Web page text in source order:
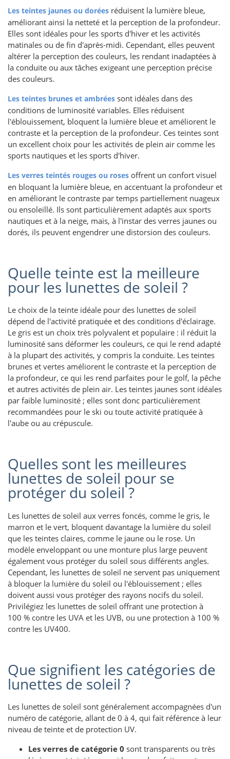
Les teintes jaunes ou dorées réduisent la lumière bleue,
améliorant ainsi la netteté et la perception de la profondeur.
Elles sont idéales pour les sports d'hiver et les activités
matinales ou de fin d'après-midi. Cependant, elles peuvent
altérer la perception des couleurs, les rendant inadaptées à
la conduite ou aux tâches exigeant une perception précise
des couleurs.
Les teintes brunes et ambrées sont idéales dans des
conditions de luminosité variables. Elles réduisent
l'éblouissement, bloquent la lumière bleue et améliorent le
contraste et la perception de la profondeur. Ces teintes sont
un excellent choix pour les activités de plein air comme les
sports nautiques et les sports d'hiver.
Les verres teintés rouges ou roses offrent un confort visuel
en bloquant la lumière bleue, en accentuant la profondeur et
en améliorant le contraste par temps partiellement nuageux
ou ensoleillé. Ils sont particulièrement adaptés aux sports
nautiques et à la neige, mais, à l'instar des verres jaunes ou
dorés, ils peuvent engendrer une distorsion des couleurs.
Quelle teinte est la meilleure
pour les lunettes de soleil ?
Le choix de la teinte idéale pour des lunettes de soleil
dépend de l'activité pratiquée et des conditions d'éclairage.
Le gris est un choix très polyvalent et populaire : il réduit la
luminosité sans déformer les couleurs, ce qui le rend adapté
à la plupart des activités, y compris la conduite. Les teintes
brunes et vertes améliorent le contraste et la perception de
la profondeur, ce qui les rend parfaites pour le golf, la pêche
et autres activités de plein air. Les teintes jaunes sont idéales
par faible luminosité ; elles sont donc particulièrement
recommandées pour le ski ou toute activité pratiquée à
l'aube ou au crépuscule.
Quelles sont les meilleures
lunettes de soleil pour se
protéger du soleil ?
Les lunettes de soleil aux verres foncés, comme le gris, le
marron et le vert, bloquent davantage la lumière du soleil
que les teintes claires, comme le jaune ou le rose. Un
modèle enveloppant ou une monture plus large peuvent
également vous protéger du soleil sous différents angles.
Cependant, les lunettes de soleil ne servent pas uniquement
à bloquer la lumière du soleil ou l'éblouissement ; elles
doivent aussi vous protéger des rayons nocifs du soleil.
Privilégiez les lunettes de soleil offrant une protection à
100 % contre les UVA et les UVB, ou une protection à 100 %
contre les UV400.
Que signifient les catégories de
lunettes de soleil ?
Les lunettes de soleil sont généralement accompagnées d'un
numéro de catégorie, allant de 0 à 4, qui fait référence à leur
niveau de teinte et de protection UV.
Les verres de catégorie 0 sont transparents ou très